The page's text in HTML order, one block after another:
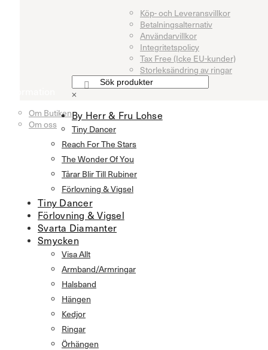
Köp- och Leveransvillkor
Betalningsalternativ
Användarvillkor
Integritetspolicy
Tax Free (Icke EU-kunder)
Storleksändring av ringar
Om Butiken
Om oss
×
By Herr & Fru Lohse
Tiny Dancer
Reach For The Stars
The Wonder Of You
Tårar Blir Till Rubiner
Förlovning & Vigsel
Tiny Dancer
Förlovning & Vigsel
Svarta Diamanter
Smycken
Visa Allt
Armband/Armringar
Halsband
Hängen
Kedjor
Ringar
Örhängen